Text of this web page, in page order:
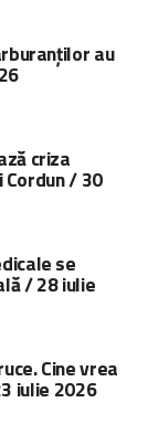
au
criza
/ 30
se
/ 28 iulie
Cine vrea
iulie 2026